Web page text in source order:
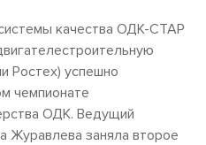
качества ОДК-СТАР
Ростех) успешно
чемпионате
ОДК. Ведущий
Журавлева заняла второе